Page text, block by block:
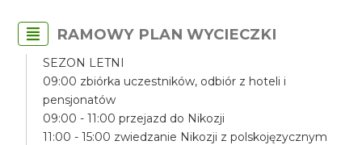
RAMOWY PLAN WYCIECZKI
SEZON LETNI
09:00 zbiórka uczestników, odbiór z hoteli i
pensjonatów
09:00 - 11:00 przejazd do Nikozji
11:00 - 15:00 zwiedzanie Nikozji z polskojęzycznym